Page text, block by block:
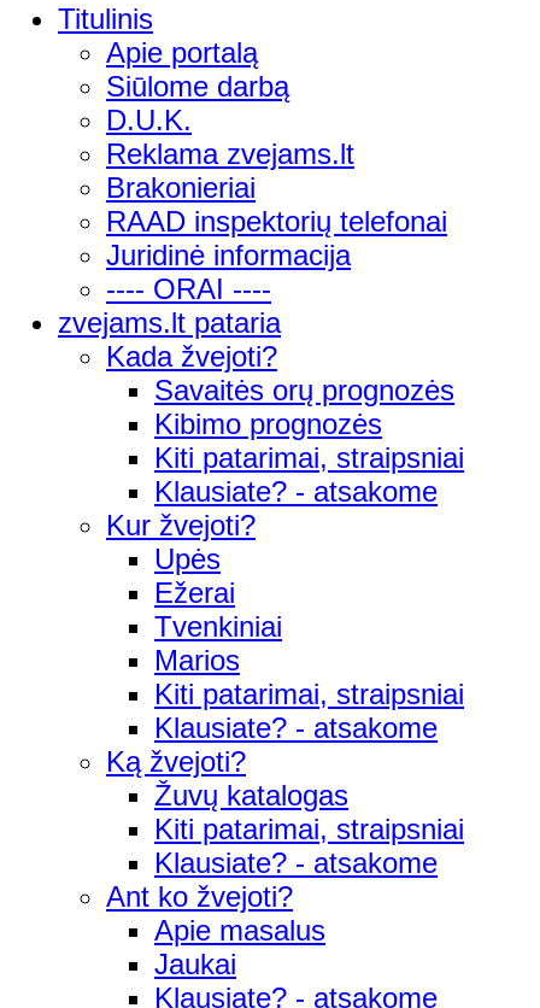
Titulinis
Apie portalą
Siūlome darbą
D.U.K.
Reklama zvejams.lt
Brakonieriai
RAAD inspektorių telefonai
Juridinė informacija
---- ORAI ----
zvejams.lt pataria
Kada žvejoti?
Savaitės orų prognozės
Kibimo prognozės
Kiti patarimai, straipsniai
Klausiate? - atsakome
Kur žvejoti?
Upės
Ežerai
Tvenkiniai
Marios
Kiti patarimai, straipsniai
Klausiate? - atsakome
Ką žvejoti?
Žuvų katalogas
Kiti patarimai, straipsniai
Klausiate? - atsakome
Ant ko žvejoti?
Apie masalus
Jaukai
Klausiate? - atsakome